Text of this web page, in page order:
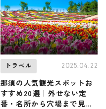
トラベル 2025.04.22
那須の人気観光スポットお
すすめ20選｜外せない定
番・名所から穴場まで見ど